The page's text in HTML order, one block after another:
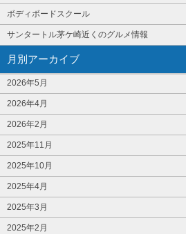
ボディボードスクール
サンタートル茅ケ崎近くのグルメ情報
月別アーカイブ
2026年5月
2026年4月
2026年2月
2025年11月
2025年10月
2025年4月
2025年3月
2025年2月